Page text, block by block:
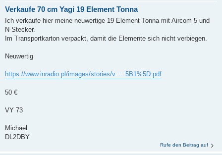
Verkaufe 70 cm Yagi 19 Element Tonna
Ich verkaufe hier meine neuwertige 19 Element Tonna mit Aircom 5 und
N-Stecker.
Im Transportkarton verpackt, damit die Elemente sich nicht verbiegen.
Neuwertig
https://www.inradio.pl/images/stories/v ... 5B1%5D.pdf
50 €
VY 73
Michael
DL2DBY
Rufe den Beitrag auf